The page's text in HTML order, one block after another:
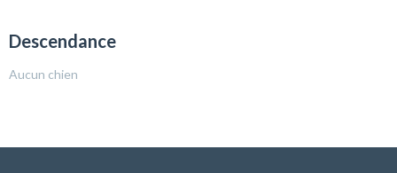
Descendance
Aucun chien